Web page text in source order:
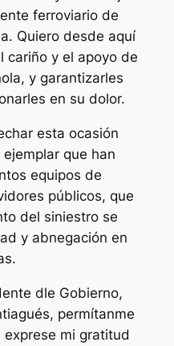
ferroviario de
Quiero desde aquí
cariño y el apoyo de
y garantizarles
en su dolor.
esta ocasión
que han
equipos de
públicos, que
del siniestro se
y abnegación en
dle Gobierno,
permítanme
mi gratitud